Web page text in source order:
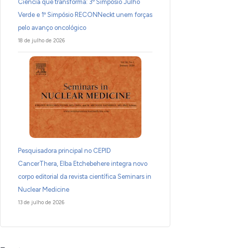
Ciência que transforma: 3º Simpósio Julho
Verde e 1º Simpósio RECONNeckt unem forças
pelo avanço oncológico
18 de julho de 2026
Pesquisadora principal no CEPID
CancerThera, Elba Etchebehere integra novo
corpo editorial da revista científica Seminars in
Nuclear Medicine
13 de julho de 2026